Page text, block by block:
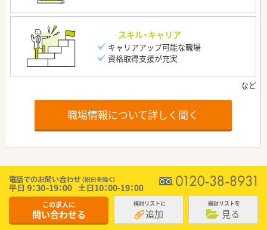
スキル・キャリア
キャリアアップ可能な職場
資格取得支援が充実
職場情報について詳しく聞く
この求人に
問い合わせる
検討リストに
追加
検討リストを
見る